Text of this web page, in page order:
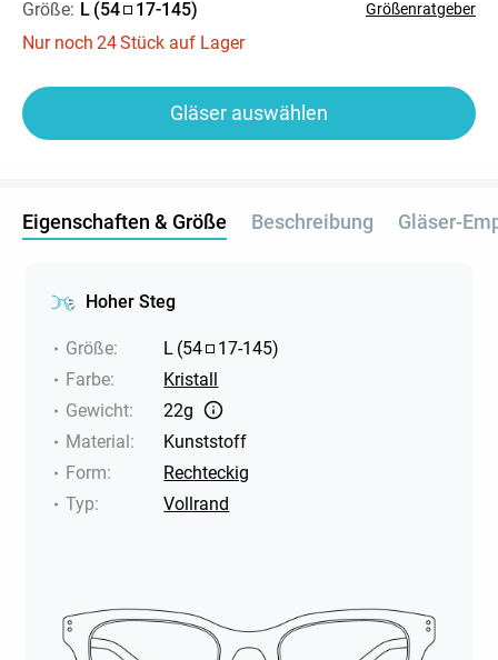
Größe: L (54 17-145) Größenratgeber
Nur noch 24Stück auf Lager
Gläser auswählen
Eigenschaften & Größe Beschreibung Gläser-
Hoher Steg
Größe: L (54 17-145)
Farbe:
Kristall
Gewicht:
22g
Material:
Kunststoff
Form:
Rechteckig
Typ: Vollrand